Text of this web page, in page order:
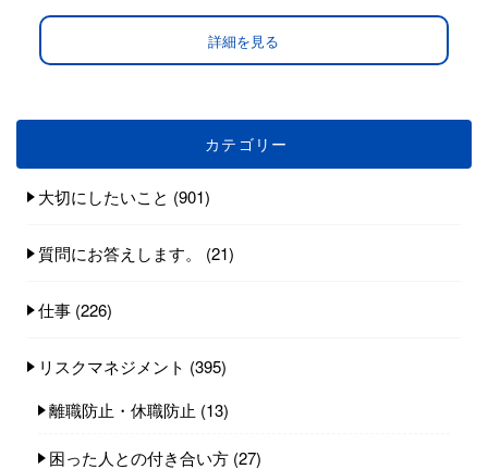
詳細を見る
カテゴリー
大切にしたいこと (901)
質問にお答えします。 (21)
仕事 (226)
リスクマネジメント (395)
離職防止・休職防止 (13)
困った人との付き合い方 (27)